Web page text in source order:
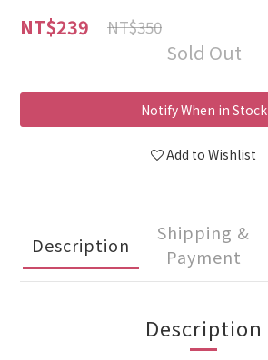
NT$239 NT$350
Sold Out
Notify When in Stock
Add to Wishlist
Description
Shipping &
Payment
Description